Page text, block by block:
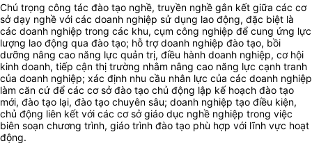
Chú trọng công tác đào tạo nghề, truyền nghề gắn kết giữa các cơ
sở dạy nghề với các doanh nghiệp sử dụng lao động, đặc biệt là
các doanh nghiệp trong các khu, cụm công nghiệp để cung ứng lực
lượng lao động qua đào tạo; hỗ trợ doanh nghiệp đào tạo, bồi
dưỡng nâng cao năng lực quản trị, điều hành doanh nghiệp, cơ hội
kinh doanh, tiếp cận thị trường nhằm nâng cao năng lực cạnh tranh
của doanh nghiệp; xác định nhu cầu nhân lực của các doanh nghiệp
làm căn cứ để các cơ sở đào tạo chủ động lập kế hoạch đào tạo
mới, đào tạo lại, đào tạo chuyên sâu; doanh nghiệp tạo điều kiện,
chủ động liên kết với các cơ sở giáo dục nghề nghiệp trong việc
biên soạn chương trình, giáo trình đào tạo phù hợp với lĩnh vực hoạt
động.